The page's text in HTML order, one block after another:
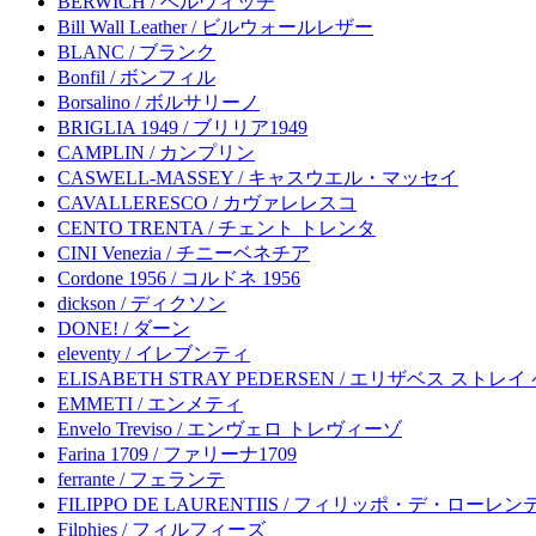
Bill Wall Leather / ビルウォールレザー
BLANC / ブランク
Bonfil / ボンフィル
Borsalino / ボルサリーノ
BRIGLIA 1949 / ブリリア1949
CAMPLIN / カンプリン
CASWELL-MASSEY / キャスウエル・マッセイ
CAVALLERESCO / カヴァレレスコ
CENTO TRENTA / チェント トレンタ
CINI Venezia / チニーベネチア
Cordone 1956 / コルドネ 1956
dickson / ディクソン
DONE! / ダーン
eleventy / イレブンティ
ELISABETH STRAY PEDERSEN / エリザベス ストレイ
EMMETI / エンメティ
Envelo Treviso / エンヴェロ トレヴィーゾ
Farina 1709 / ファリーナ1709
ferrante / フェランテ
FILIPPO DE LAURENTIIS / フィリッポ・デ・ローレン
Filphies / フィルフィーズ